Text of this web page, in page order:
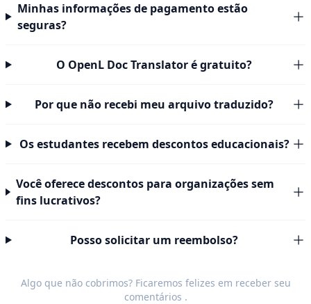
Minhas informações de pagamento estão
seguras?
O OpenL Doc Translator é gratuito?
Por que não recebi meu arquivo traduzido?
Os estudantes recebem descontos educacionais?
Você oferece descontos para organizações sem
fins lucrativos?
Posso solicitar um reembolso?
Algo que não cobrimos? Ficaremos felizes em receber seu
comentários .